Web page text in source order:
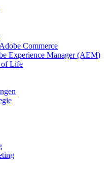
Commerce
Experience Manager (AEM)
of Life